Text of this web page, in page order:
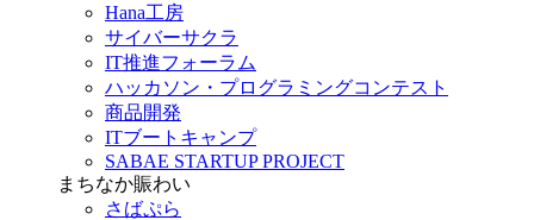
Hana工房
サイバーサクラ
IT推進フォーラム
ハッカソン・プログラミングコンテスト
商品開発
ITブートキャンプ
SABAE STARTUP PROJECT
まちなか賑わい
さばぷら